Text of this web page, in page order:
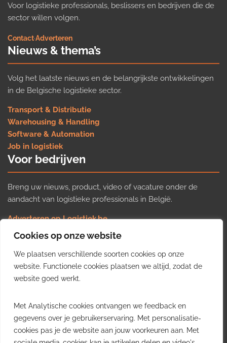
Cookies op onze website
We plaatsen verschillende soorten cookies op onze
website. Functionele cookies plaatsen we altijd, zodat de
website goed werkt.
Met Analytische cookies ontvangen we feedback en
gegevens over je gebruikerservaring. Met personalisatie-
cookies pas je de website aan jouw voorkeuren aan. Met
Voor logistieke professionals, beslissers en bedrijven die de
sector willen volgen.
Contact·Adverteren
Nieuws & thema’s
Volg het laatste nieuws en de belangrijkste ontwikkelingen
in de Belgische logistieke sector.
Transport & Distributie
Warehousing & Handling
Software & Automation
Job in logistiek
Voor bedrijven
Breng uw nieuws, product, video of vacature onder de
aandacht van logistieke professionals in België.
Adverteren op Logistiek.be
Nieuws insturen
Uw video op Logistiek.TV
Job plaatsen
Gratis wekelijkse update
inzichten uit de Belgische logistieke sector in uw inbox.
Ontvang je gratis